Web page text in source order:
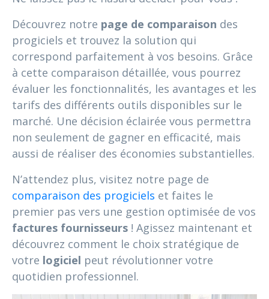
Découvrez notre page de comparaison des
progiciels et trouvez la solution qui
correspond parfaitement à vos besoins. Grâce
à cette comparaison détaillée, vous pourrez
évaluer les fonctionnalités, les avantages et les
tarifs des différents outils disponibles sur le
marché. Une décision éclairée vous permettra
non seulement de gagner en efficacité, mais
aussi de réaliser des économies substantielles.
N’attendez plus, visitez notre page de
comparaison des progiciels et faites le
premier pas vers une gestion optimisée de vos
factures fournisseurs ! Agissez maintenant et
découvrez comment le choix stratégique de
votre logiciel peut révolutionner votre
quotidien professionnel.